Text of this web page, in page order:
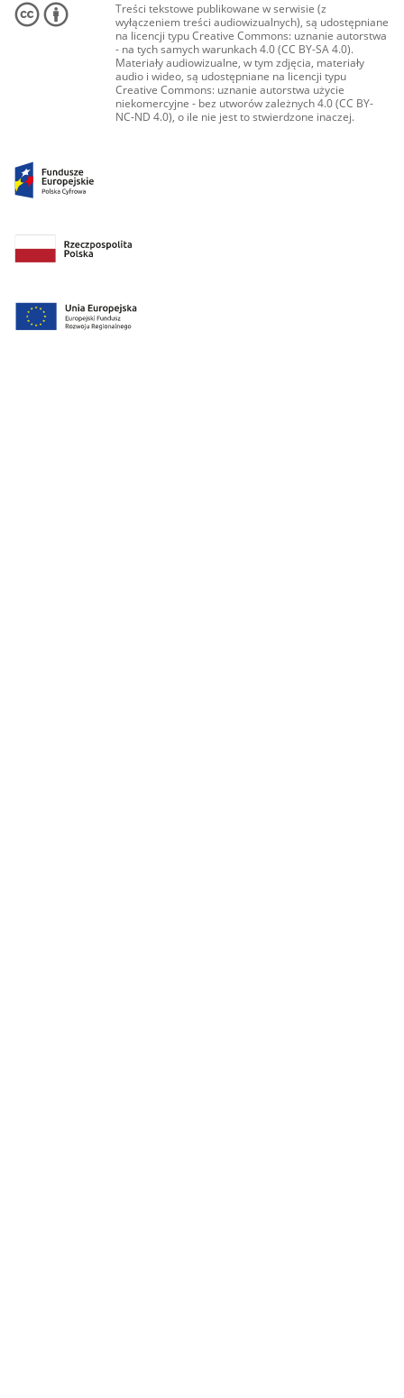
Treści tekstowe publikowane w serwisie (z
wyłączeniem treści audiowizualnych), są udostępniane
na licencji typu Creative Commons: uznanie autorstwa
- na tych samych warunkach 4.0 (CC BY-SA 4.0).
Materiały audiowizualne, w tym zdjęcia, materiały
audio i wideo, są udostępniane na licencji typu
Creative Commons: uznanie autorstwa użycie
niekomercyjne - bez utworów zależnych 4.0 (CC BY-
NC-ND 4.0), o ile nie jest to stwierdzone inaczej.